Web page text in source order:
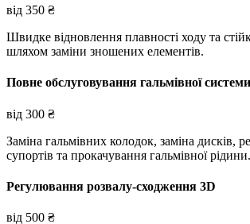
від 350 ₴
Швидке відновлення плавності ходу та
шляхом заміни зношених елементів.
Повне обслуговування гальмівної системи
від 300 ₴
Заміна гальмівних колодок, заміна дисків,
супортів та прокачування гальмівної рідини.
Регулювання розвалу-сходження 3D
від 500 ₴